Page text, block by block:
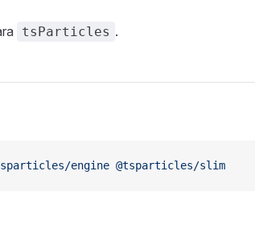
tsParticles .
engine @tsparticles/slim